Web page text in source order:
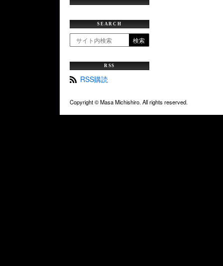
SEARCH
検索
RSS
RSS購読
Copyright ©Masa Michishiro. All rights reserved.